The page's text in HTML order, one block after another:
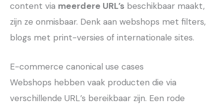
content via meerdere URL’s beschikbaar maakt,
zijn ze onmisbaar. Denk aan webshops met filters,
blogs met print-versies of internationale sites.
E-commerce canonical use cases
Webshops hebben vaak producten die via
verschillende URL’s bereikbaar zijn. Een rode